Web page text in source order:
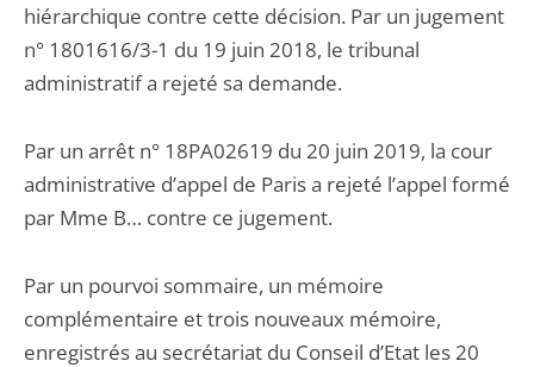
hiérarchique contre cette décision. Par un jugement
n° 1801616/3-1 du 19 juin 2018, le tribunal
administratif a rejeté sa demande.
Par un arrêt n° 18PA02619 du 20 juin 2019, la cour
administrative d’appel de Paris a rejeté l’appel formé
par Mme B… contre ce jugement.
Par un pourvoi sommaire, un mémoire
complémentaire et trois nouveaux mémoire,
enregistrés au secrétariat du Conseil d’Etat les 20